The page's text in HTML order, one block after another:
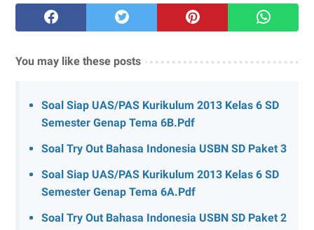
You may like these posts
Soal Siap UAS/PAS Kurikulum 2013 Kelas 6 SD
Semester Genap Tema 6B.Pdf
Soal Try Out Bahasa Indonesia USBN SD Paket 3
Soal Siap UAS/PAS Kurikulum 2013 Kelas 6 SD
Semester Genap Tema 6A.Pdf
Soal Try Out Bahasa Indonesia USBN SD Paket 2